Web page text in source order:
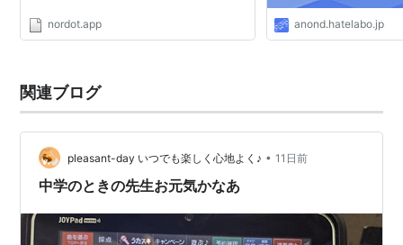
nordot.app anond.hatelabo.jp
関連ブログ
pleasant-day いつでも楽しく心地よく♪ • 11日前
中学のときの先生お元気かなあ